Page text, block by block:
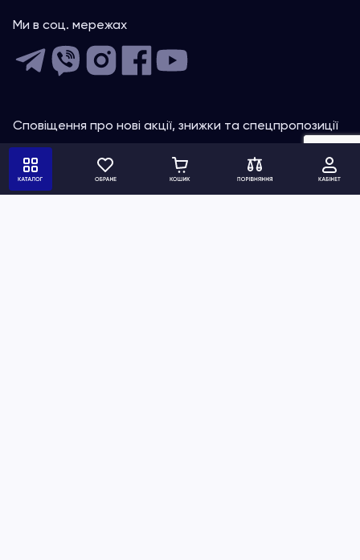
Ми в соц. мережах
Сповіщення про нові акції, знижки та спецпропозиції